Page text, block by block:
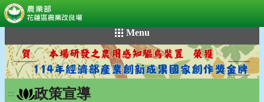
到
主
要
內
容
Menu
::: 政策宣導